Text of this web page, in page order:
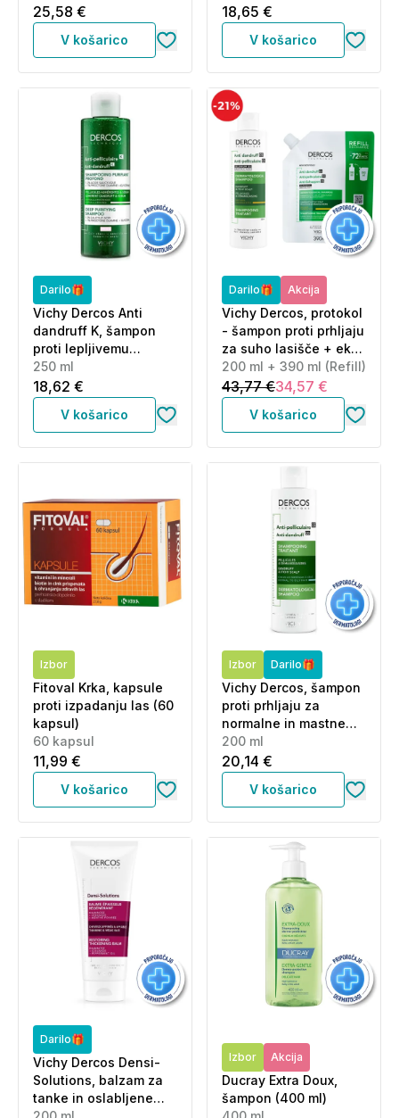
25,58 €
V košarico
18,65 €
V košarico
Darilo🎁
Vichy Dercos Anti
dandruff K, šampon
proti lepljivemu
prhljaju in sebumu
(250 ml)
250 ml
18,62 €
V košarico
Darilo🎁 Akcija
Vichy Dercos, protokol
- šampon proti prhljaju
za suho lasišče + eko
polnilo za suho lasišče
(200 ml + 390 ml)
200 ml + 390 ml (Refill)
43,77 €34,57 €
V košarico
Izbor
Fitoval Krka, kapsule
proti izpadanju las (60
kapsul)
60 kapsul
11,99 €
V košarico
Izbor Darilo🎁
Vichy Dercos, šampon
proti prhljaju za
normalne in mastne
lase (200 ml)
200 ml
20,14 €
V košarico
Darilo🎁
Vichy Dercos Densi-
Solutions, balzam za
tanke in oslabljene
Izbor Akcija
Ducray Extra Doux,
šampon (400 ml)